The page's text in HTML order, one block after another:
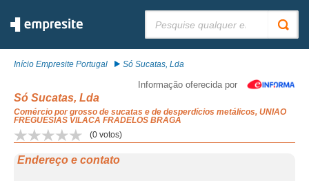
Início Empresite Portugal Só Sucatas, Lda
Informação oferecida por
Só Sucatas, Lda
Comércio por grosso de sucatas e de desperdícios metálicos, UNIAO
FREGUESIAS VILACA FRADELOS BRAGA
(0 votos)
Endereço e contato